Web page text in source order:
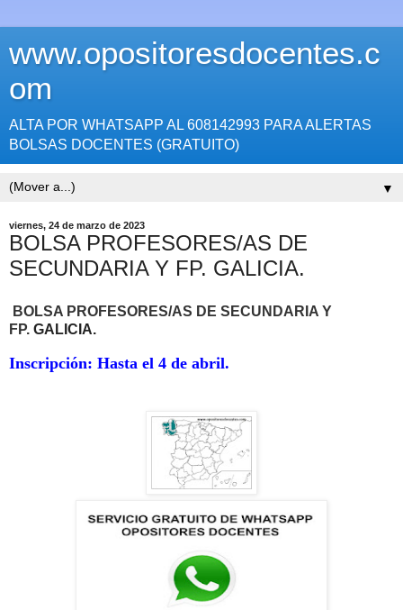
www.opositoresdocentes.c
om
ALTA POR WHATSAPP AL 608142993 PARA ALERTAS
BOLSAS DOCENTES (GRATUITO)
▼
viernes, 24 de marzo de 2023
BOLSA PROFESORES/AS DE
SECUNDARIA Y FP. GALICIA.
BOLSA PROFESORES/AS DE SECUNDARIA Y
FP. GALICIA.
Inscripción: Hasta el 4 de abril.